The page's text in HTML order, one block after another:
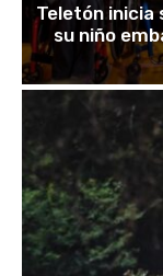
Teletón inicia
su niño